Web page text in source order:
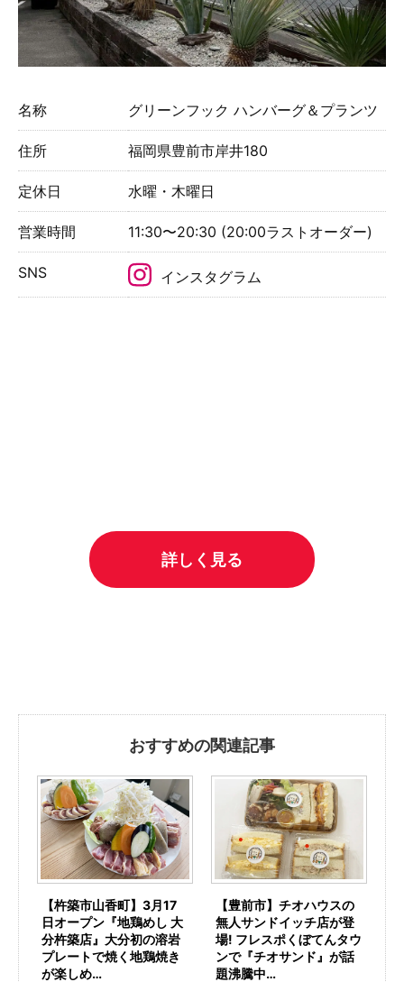
名称 グリーンフック ハンバーグ＆プランツ
住所 福岡県豊前市岸井180
定休日 水曜・木曜日
営業時間 11:30〜20:30 (20:00ラストオーダー)
SNS インスタグラム
詳しく見る
おすすめの関連記事
【杵築市山香町】3月17
日オープン『地鶏めし 大
分杵築店』大分初の溶岩
プレートで焼く地鶏焼き
が楽しめ…
【豊前市】チオハウスの
無人サンドイッチ店が登
場! フレスポくぼてんタウ
ンで『チオサンド』が話
題沸騰中…